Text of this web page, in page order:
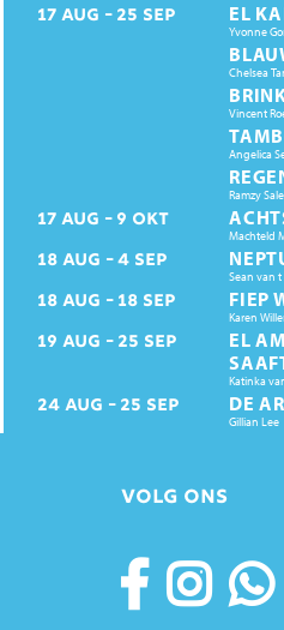
17 AUG 25 SEP EL
Yvonne
Chelsea
Vincent
Angelica
Ramzy
17 AUG 9 OKT
Machteld
18 AUG 4 SEP
Sean van
18 AUG 18 SEP FIEP
Karen
19 AUG 25 SEP
EL
Katinka
24 AUG 25 SEP DE
Gillian Lee
VOLG ONS